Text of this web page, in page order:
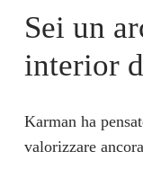
Sei un
interior
Karman ha
valorizzare